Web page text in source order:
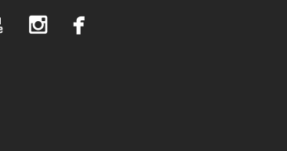
instagram facebook